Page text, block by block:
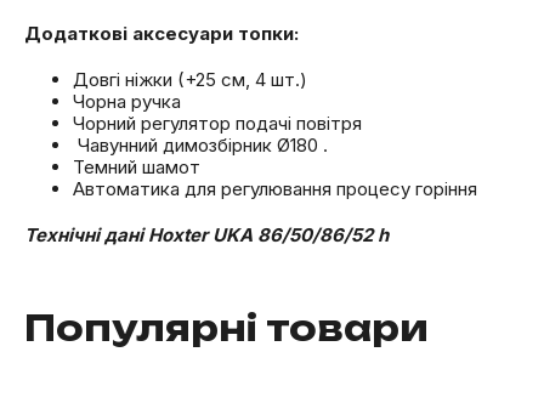
Додаткові аксесуари топки:
Довгі ніжки (+25 см, 4 шт.)
Чорна ручка
Чорний регулятор подачі повітря
Чавунний димозбірник Ø180 .
Темний шамот
Автоматика для регулювання процесу горіння
Технічні дані Hoxter UKA 86/50/86/52 h
Популярні товари